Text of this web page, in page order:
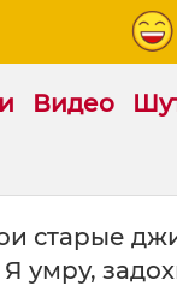
Видео
старые
умру,